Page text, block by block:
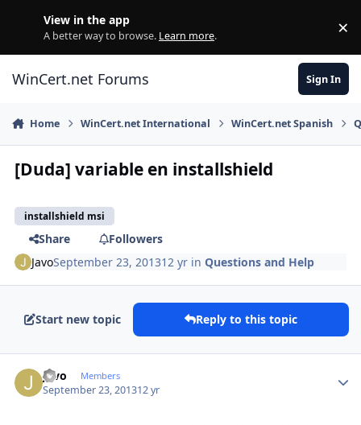
View in the app
A better way to browse. Learn more. ×
WinCert.net Forums Sign In
Home WinCert.net International WinCert.net Spanish
[Duda] variable en installshield
installshield msi
Share
Followers
JavoSeptember 23, 201312 yr inQuestions and Help
Start new topic Reply to this topic
Javo Members
September 23, 201312 yr